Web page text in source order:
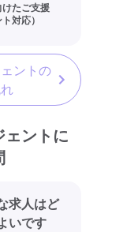
たご支援
対応）
ントの
ェントに
求人はど
いです